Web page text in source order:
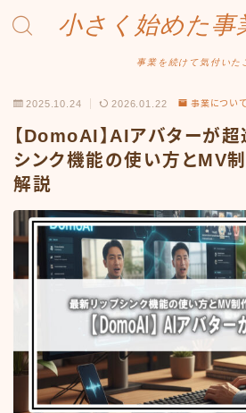
小さく始めた事
事業を続けて気付いた
Amazonせどり
出品ノウハウ
フリマ物販
Yahoo出品
メルカリ販売
投資・株
FX・仮想通貨
2025.10.24 2026.01.22 事業について
【DomoAI】AIアバターが超
シンク機能の使い方とMV
解説